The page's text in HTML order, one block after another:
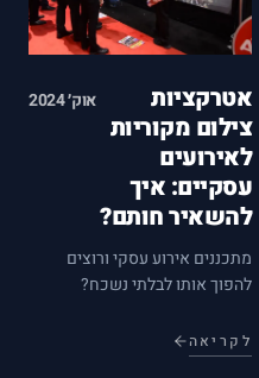
אטרקציות
צילום מקוריות
לאירועים
עסקיים: איך
להשאיר חותם?
אוק׳ 2024
מתכננים אירוע עסקי ורוצים
להפוך אותו לבלתי נשכח?
ספק הפתרון המושלם. איך
בוחרים את האטרקציה המושלמת
לקריאה